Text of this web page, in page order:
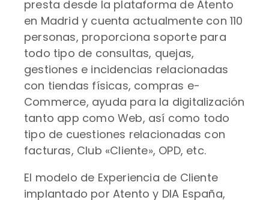
presta desde la plataforma de Atento
en Madrid y cuenta actualmente con 110
personas, proporciona soporte para
todo tipo de consultas, quejas,
gestiones e incidencias relacionadas
con tiendas físicas, compras e-
Commerce, ayuda para la digitalización
tanto app como Web, así como todo
tipo de cuestiones relacionadas con
facturas, Club «Cliente», OPD, etc.
El modelo de Experiencia de Cliente
implantado por Atento y DIA España,